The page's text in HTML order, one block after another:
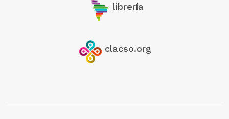
librería
clacso.org